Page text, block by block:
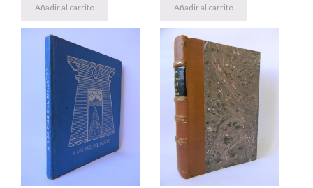
Añadir al carrito Añadir al carrito